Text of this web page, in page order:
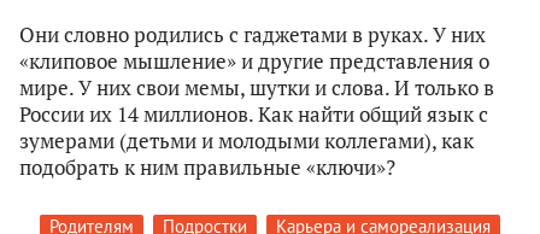
Они словно родились с гаджетами в руках. У них
«клиповое мышление» и другие представления о
мире. У них свои мемы, шутки и слова. И только в
России их 14 миллионов. Как найти общий язык с
зумерами (детьми и молодыми коллегами), как
подобрать к ним правильные «ключи»?
Родителям Подростки Карьера и самореализация